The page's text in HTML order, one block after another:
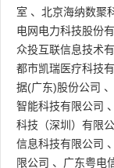
室 、 北京海纳数聚
电网电力科技股份
众投互联信息技术
都市凯瑞医疗科技
据(广东)股份公司 、
智能科技有限公司 、
科技（深圳）有限
信息科技有限公司 、
限公司 、 广东粤电